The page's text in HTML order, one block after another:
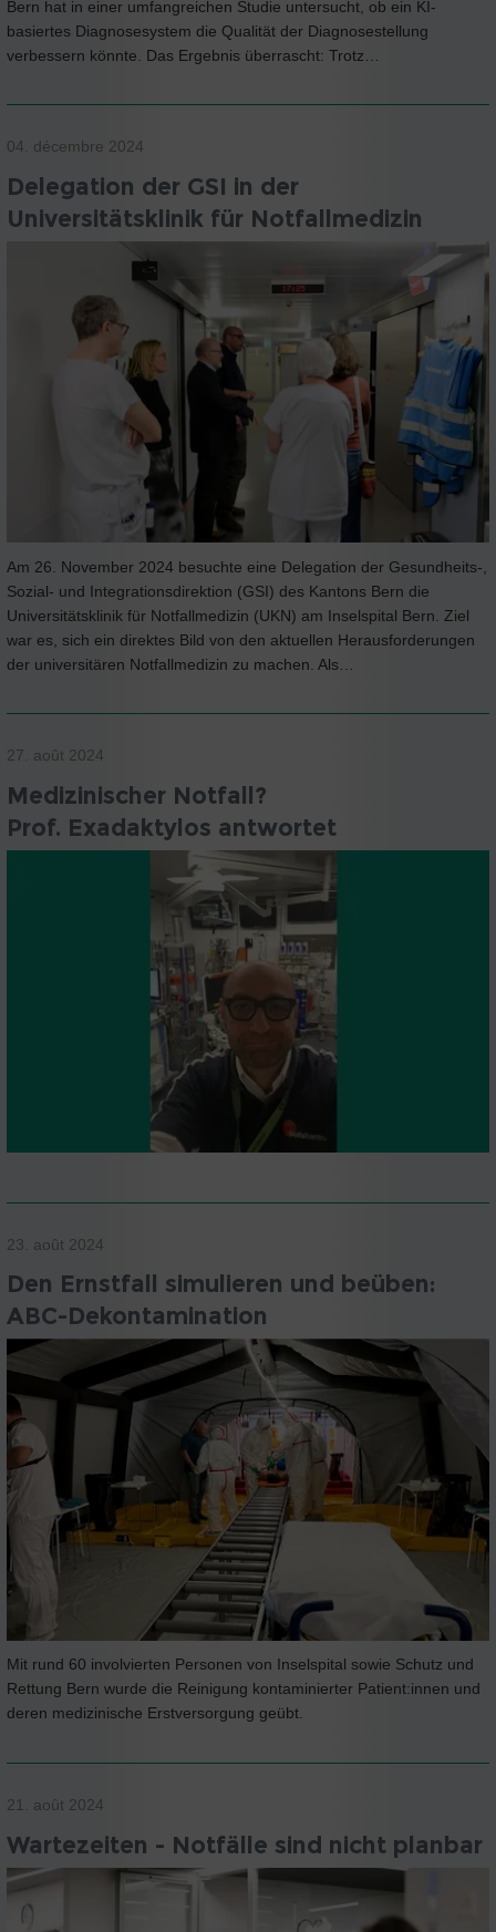
Bern hat in einer umfangreichen Studie untersucht, ob ein KI-
basiertes Diagnosesystem die Qualität der Diagnosestellung
verbessern könnte. Das Ergebnis überrascht: Trotz…
04. décembre 2024
Delegation der GSI in der
Universitätsklinik für Notfallmedizin
Am 26. November 2024 besuchte eine Delegation der Gesundheits-,
Sozial- und Integrationsdirektion (GSI) des Kantons Bern die
Universitätsklinik für Notfallmedizin (UKN) am Inselspital Bern. Ziel
war es, sich ein direktes Bild von den aktuellen Herausforderungen
der universitären Notfallmedizin zu machen. Als…
27. août 2024
Medizinischer Notfall?
Prof. Exadaktylos antwortet
23. août 2024
Den Ernstfall simulieren und beüben:
ABC-Dekontamination
Mit rund 60 involvierten Personen von Inselspital sowie Schutz und
Rettung Bern wurde die Reinigung kontaminierter Patient:innen und
deren medizinische Erstversorgung geübt.
21. août 2024
Wartezeiten - Notfälle sind nicht planbar